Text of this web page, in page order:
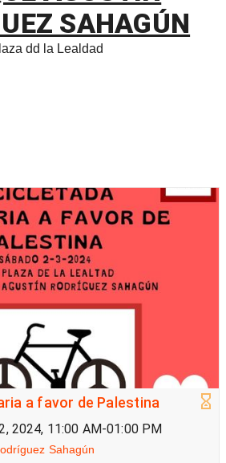
SAHAGÚN
dd la Lealdad
a favor de Palestina
2024, 11:00 AM-01:00 PM
Sahagún